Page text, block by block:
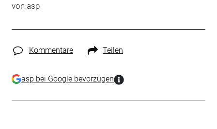
von asp
Kommentare Teilen
asp bei Google bevorzugen